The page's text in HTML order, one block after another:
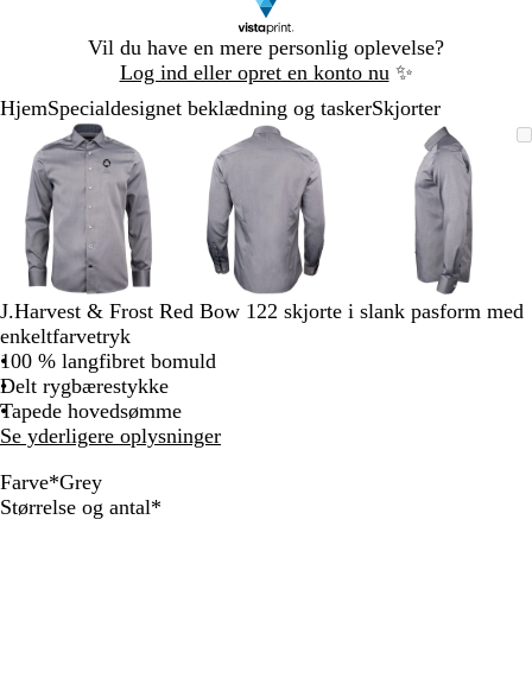
Vil du have en mere personlig oplevelse?
Log ind eller opret en konto nu ✨
1
HjemSpecialdesignet beklædning og taskerSkjorter
Zoombart
billede
Zoomet
til
minimum
Klik
for
at
udvide
Brug
tasterne
plus
og
minus
til
zoome
og
piletasterne
til
at
panorere
Zoombart
billede
Zoomet
til
minimum
Klik
for
udvide
Brug
tasterne
minus
zoome
Zoombart
billede
Zoomet
til
minimum
Klik
for
at
udvide
Brug
tasterne
plus
og
minus
til
at
zoome
J.Harvest & Frost Red Bow 122 skjorte i slank pasform med
enkeltfarvetryk
100 % langfibret bomuld
Delt rygbærestykke
Tapede hovedsømme
Se yderligere oplysninger
Farve*Grey
M
W
S
G
Størrelse og antal*